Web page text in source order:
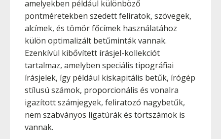
amelyekben például különböző
pontméretekben szedett feliratok, szövegek,
alcímek, és tömör főcímek használatához
külön optimalizált betűminták vannak.
Ezenkívül kibővített írásjel-kollekciót
tartalmaz, amelyben speciális tipográfiai
írásjelek, így például kiskapitális betűk, írógép
stílusú számok, proporcionális és vonalra
igazított számjegyek, feliratozó nagybetűk,
nem szabványos ligatúrák és törtszámok is
vannak.